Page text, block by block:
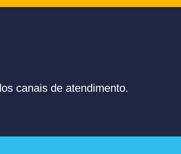
canais de atendimento.